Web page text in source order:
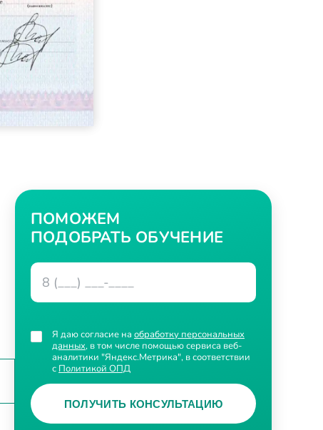
ПОМОЖЕМ
ПОДОБРАТЬ ОБУЧЕНИЕ
Я даю согласие на обработку персональных
данных, в том числе помощью сервиса веб-
аналитики "Яндекс.Метрика", в соответствии
с Политикой ОПД
ПОЛУЧИТЬ КОНСУЛЬТАЦИЮ